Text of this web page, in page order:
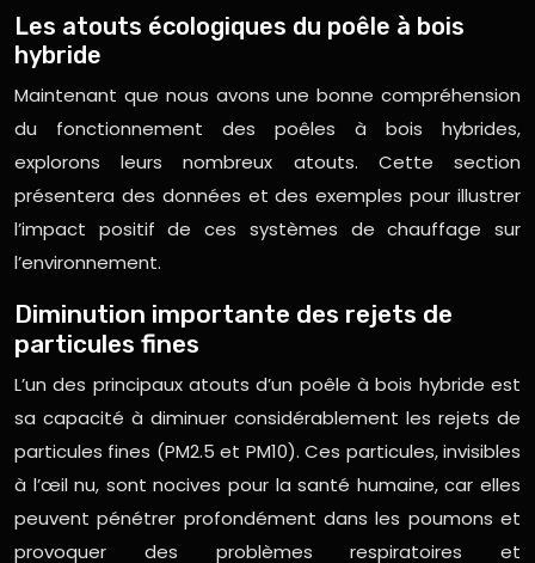
Les atouts écologiques du poêle à bois
hybride
Maintenant que nous avons une bonne compréhension
du fonctionnement des poêles à bois hybrides,
explorons leurs nombreux atouts. Cette section
présentera des données et des exemples pour illustrer
l’impact positif de ces systèmes de chauffage sur
l’environnement.
Diminution importante des rejets de
particules fines
L’un des principaux atouts d’un poêle à bois hybride est
sa capacité à diminuer considérablement les rejets de
particules fines (PM2.5 et PM10). Ces particules, invisibles
à l’œil nu, sont nocives pour la santé humaine, car elles
peuvent pénétrer profondément dans les poumons et
provoquer des problèmes respiratoires et